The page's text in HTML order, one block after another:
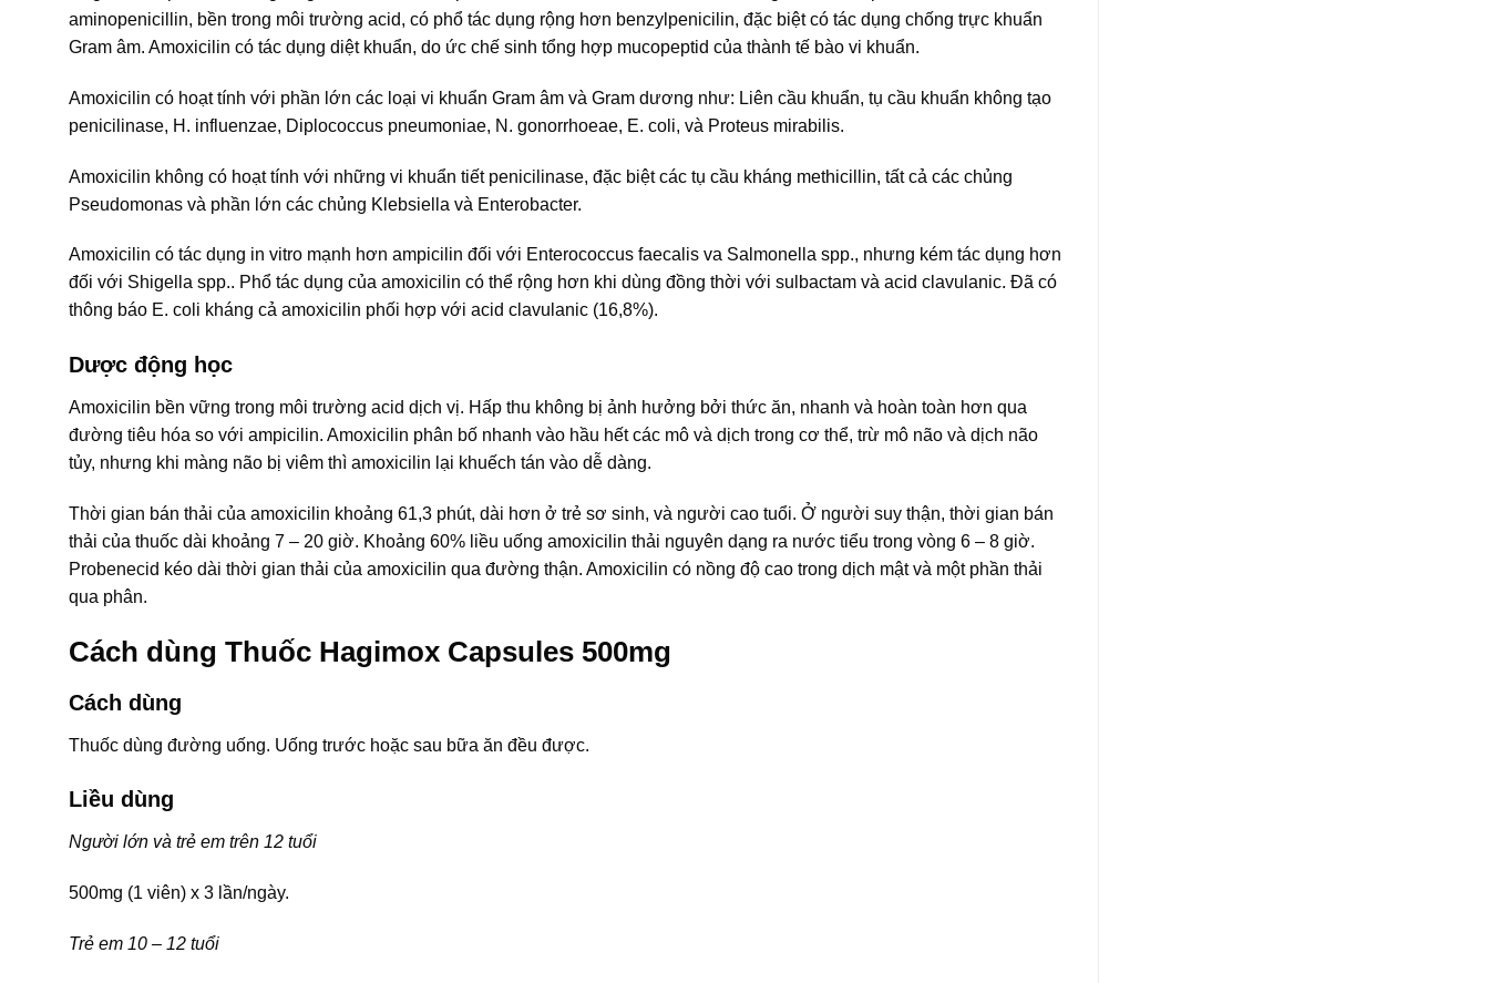
aminopenicillin, bền trong môi trường acid, có phổ tác dụng rộng hơn benzylpenicilin, đặc biệt có tác dụng chống trực khuẩn
Gram âm. Amoxicilin có tác dụng diệt khuẩn, do ức chế sinh tổng hợp mucopeptid của thành tế bào vi khuẩn.
Amoxicilin có hoạt tính với phần lớn các loại vi khuẩn Gram âm và Gram dương như: Liên cầu khuẩn, tụ cầu khuẩn không tạo
penicilinase, H. influenzae, Diplococcus pneumoniae, N. gonorrhoeae, E. coli, và Proteus mirabilis.
Amoxicilin không có hoạt tính với những vi khuẩn tiết penicilinase, đặc biệt các tụ cầu kháng methicillin, tất cả các chủng
Pseudomonas và phần lớn các chủng Klebsiella và Enterobacter.
Amoxicilin có tác dụng in vitro mạnh hơn ampicilin đối với Enterococcus faecalis va Salmonella spp., nhưng kém tác dụng hơn
đối với Shigella spp.. Phổ tác dụng của amoxicilin có thể rộng hơn khi dùng đồng thời với sulbactam và acid clavulanic. Đã có
thông báo E. coli kháng cả amoxicilin phối hợp với acid clavulanic (16,8%).
Dược động học
Amoxicilin bền vững trong môi trường acid dịch vị. Hấp thu không bị ảnh hưởng bởi thức ăn, nhanh và hoàn toàn hơn qua
đường tiêu hóa so với ampicilin. Amoxicilin phân bố nhanh vào hầu hết các mô và dịch trong cơ thể, trừ mô não và dịch não
tủy, nhưng khi màng não bị viêm thì amoxicilin lại khuếch tán vào dễ dàng.
Thời gian bán thải của amoxicilin khoảng 61,3 phút, dài hơn ở trẻ sơ sinh, và người cao tuổi. Ở người suy thận, thời gian bán
thải của thuốc dài khoảng 7 – 20 giờ. Khoảng 60% liều uống amoxicilin thải nguyên dạng ra nước tiểu trong vòng 6 – 8 giờ.
Probenecid kéo dài thời gian thải của amoxicilin qua đường thận. Amoxicilin có nồng độ cao trong dịch mật và một phần thải
qua phân.
Cách dùng Thuốc Hagimox Capsules 500mg
Cách dùng
Thuốc dùng đường uống. Uống trước hoặc sau bữa ăn đều được.
Liều dùng
Người lớn và trẻ em trên 12 tuổi
500mg (1 viên) x 3 lần/ngày.
Trẻ em 10 – 12 tuổi